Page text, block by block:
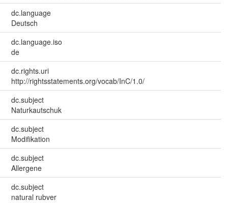
dc.language
Deutsch
dc.language.iso
de
dc.rights.uri
http://rightsstatements.org/vocab/InC/1.0/
dc.subject
Naturkautschuk
dc.subject
Modifikation
dc.subject
Allergene
dc.subject
natural rubver